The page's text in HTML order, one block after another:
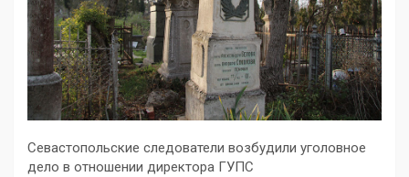
Севастопольские следователи возбудили уголовное
дело в отношении директора ГУПС